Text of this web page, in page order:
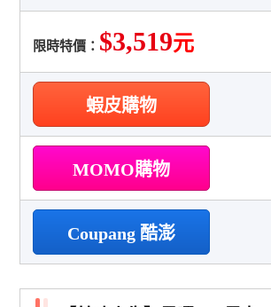
限時特價： $3,519元
蝦皮購物
MOMO購物
Coupang 酷澎